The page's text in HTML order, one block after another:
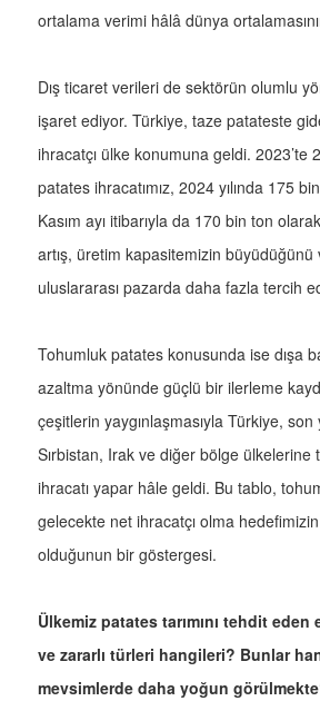
ortalama verimi hâlâ dünya
Dış ticaret verileri de sektörün olumlu
işaret ediyor. Türkiye, taze patateste
ihracatçı ülke konumuna geldi. 2023’te
patates ihracatımız, 2024 yılında 175
Kasım ayı itibarıyla da 170 bin ton
artış, üretim kapasitemizin
uluslararası pazarda daha fazla tercih
Tohumluk patates konusunda ise dışa
azaltma yönünde güçlü bir ilerleme
çeşitlerin yaygınlaşmasıyla Türkiye,
Sırbistan, Irak ve diğer bölge ülkelerine
ihracatı yapar hâle geldi. Bu tablo,
gelecekte net ihracatçı olma
olduğunun bir göstergesi.
Ülkemiz patates tarımını tehdit eden
ve zararlı türleri hangileri? Bunlar
mevsimlerde daha yoğun